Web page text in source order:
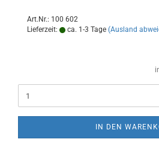
Art.Nr.: 100 602
Lieferzeit:
ca. 1-3 Tage (Ausland
IN DEN